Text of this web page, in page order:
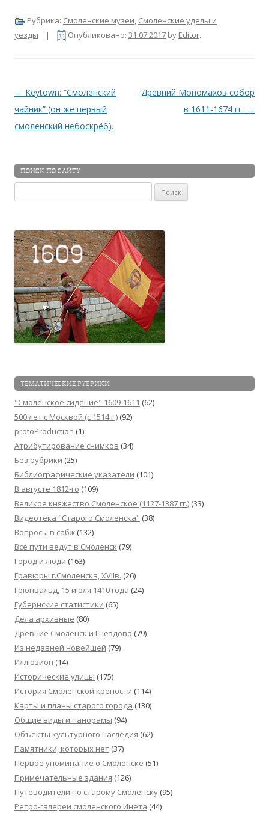
Рубрика: Смоленские музеи, Смоленские уделы и
уезды | Опубликовано: 31.07.2017 by Editor.
Навигация по записям
← Keytown: “Смоленский
чайник” (он же первый
смоленский небоскрёб).
Древний Мономахов собор
в 1611-1674 гг. →
ПОИСК ПО САЙТУ
ТЕМАТИЧЕСКИЕ РУБРИКИ
"Смоленское сидение" 1609-1611 (62)
500 лет с Москвой (c 1514 г.) (92)
protoProduction (1)
Атрибутирование снимков (34)
Без рубрики (25)
Библиографические указатели (101)
В августе 1812-го (109)
Великое княжество Смоленское (1127-1387 гг.) (33)
Видеотека "Cтарого Смоленска" (38)
Вопросы в сабж (132)
Все пути ведут в Смоленск (79)
Город и люди (163)
Гравюры г.Смоленска, XVIIв. (26)
Грюнвальд, 15 июля 1410 года (24)
Губернские статистики (65)
Дела архивные (80)
Древние Смоленск и Гнездово (79)
Из недавней новейшей (79)
Иллюзион (14)
Исторические улицы (175)
История Смоленской крепости (114)
Карты и планы старого города (130)
Общие виды и панорамы (94)
Объекты культурного наследия (62)
Памятники, которых нет (37)
Первое упоминание о Смоленске (51)
Примечательные здания (126)
Путеводители по старому Смоленску (95)
Ретро-галереи смоленского Инета (44)